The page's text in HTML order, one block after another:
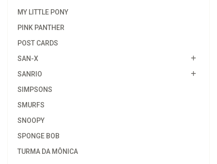
MY LITTLE PONY
PINK PANTHER
POST CARDS
SAN-X
SANRIO
SIMPSONS
SMURFS
SNOOPY
SPONGE BOB
TURMA DA MÔNICA